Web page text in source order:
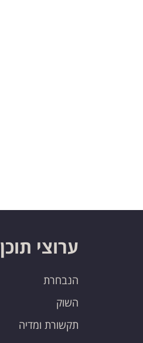
ערוצי תוכן
הנבחרת
השוק
תקשורת ומדיה